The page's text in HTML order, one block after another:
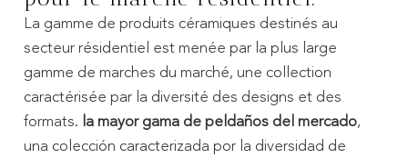
La gamme de produits céramiques destinés au
secteur résidentiel est menée par la plus large
gamme de marches du marché, une collection
caractérisée par la diversité des designs et des
formats. la mayor gama de peldaños del mercado,
una colección caracterizada por la diversidad de